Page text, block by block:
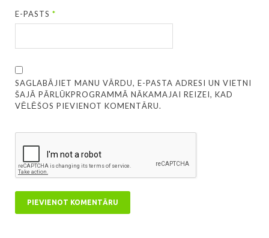
E-PASTS*
SAGLABĀJIET MANU VĀRDU, E-PASTA ADRESI UN VIETNI
ŠAJĀ PĀRLŪKPROGRAMMĀ NĀKAMAJAI REIZEI, KAD
VĒLĒŠOS PIEVIENOT KOMENTĀRU.